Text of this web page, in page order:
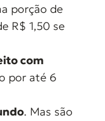
porção de
R$ 1,50 se
com
por até 6
. Mas são